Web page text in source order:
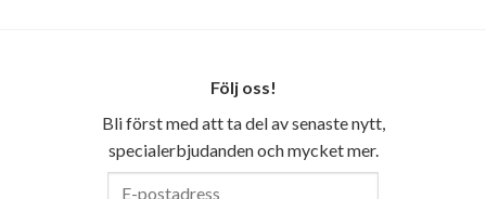
Följ oss!
Bli först med att ta del av senaste nytt,
specialerbjudanden och mycket mer.